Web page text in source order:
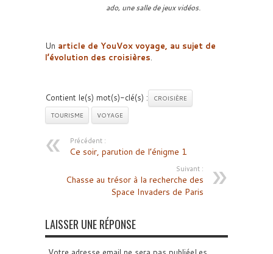
ado, une salle de jeux vidéos.
Un article de YouVox voyage, au sujet de
l’évolution des croisières.
Contient le(s) mot(s)-clé(s) :
CROISIÈRE
TOURISME
VOYAGE
Précédent :
Ce soir, parution de l’énigme 1
Suivant :
Chasse au trésor à la recherche des
Space Invaders de Paris
LAISSER UNE RÉPONSE